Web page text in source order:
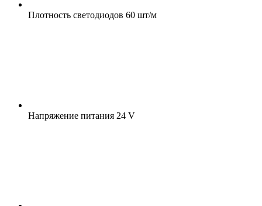
Плотность светодиодов 60 шт/м
Напряжение питания 24 V